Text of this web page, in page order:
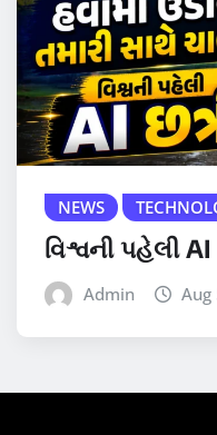
NEWS
વિશ્વની પહેલી
Admin Aug